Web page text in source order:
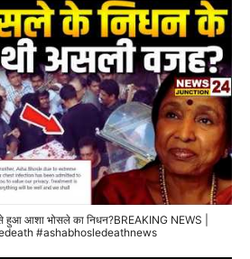
आशा भोसले का निधन?BREAKING NEWS |
#ashabhosledeathnews